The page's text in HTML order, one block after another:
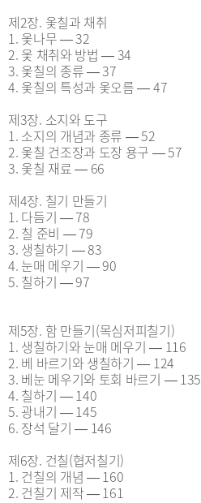
제2장. 옻칠과 채취
1. 옻나무 ― 32
2. 옻 채취와 방법 ― 34
3. 옻칠의 종류 ― 37
4. 옻칠의 특성과 옻오름 ― 47
제3장. 소지와 도구
1. 소지의 개념과 종류 ― 52
2. 옻칠 건조장과 도장 용구 ― 57
3. 옻칠 재료 ― 66
제4장. 칠기 만들기
1. 다듬기 ― 78
2. 칠 준비 ― 79
3. 생칠하기 ― 83
4. 눈매 메우기 ― 90
5. 칠하기 ― 97
제5장. 함 만들기(목심저피칠기)
1. 생칠하기와 눈매 메우기 ― 116
2. 베 바르기와 생칠하기 ― 124
3. 베눈 메우기와 토회 바르기 ― 135
4. 칠하기 ― 140
5. 광내기 ― 145
6. 장석 달기 ― 146
제6장. 건칠(협저칠기)
1. 건칠의 개념 ― 160
2. 건칠기 제작 ― 161